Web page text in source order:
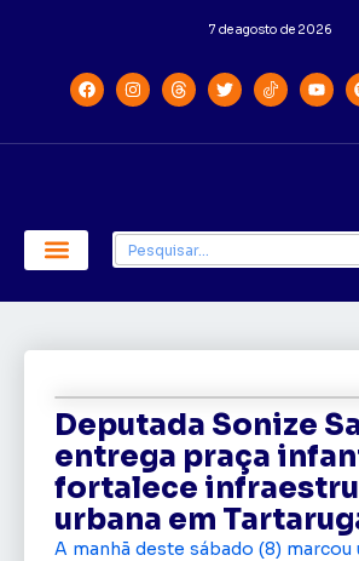
7 de agosto de 2026
Deputada Sonize
entrega praça
fortalece
urbana em
A manhã deste sábado (8)